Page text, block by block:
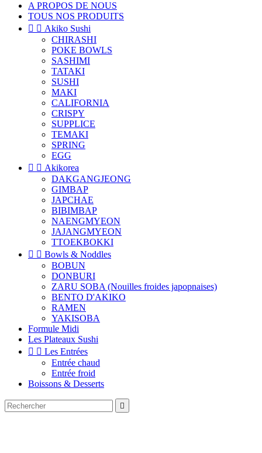
A PROPOS DE NOUS
TOUS NOS PRODUITS
  Akiko Sushi
CHIRASHI
POKE BOWLS
SASHIMI
TATAKI
SUSHI
MAKI
CALIFORNIA
CRISPY
SUPPLICE
TEMAKI
SPRING
EGG
  Akikorea
DAKGANGJEONG
GIMBAP
JAPCHAE
BIBIMBAP
NAENGMYEON
JAJANGMYEON
TTOEKBOKKI
  Bowls & Noddles
BOBUN
DONBURI
ZARU SOBA (Nouilles froides japopnaises)
BENTO D'AKIKO
RAMEN
YAKISOBA
Formule Midi
Les Plateaux Sushi
  Les Entrées
Entrée chaud
Entrée froid
Boissons & Desserts
